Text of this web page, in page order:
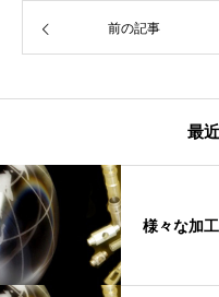
前の記事
最
様々な加